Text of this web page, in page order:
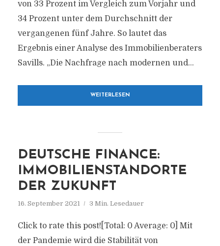
von 33 Prozent im Vergleich zum Vorjahr und
34 Prozent unter dem Durchschnitt der
vergangenen fünf Jahre. So lautet das
Ergebnis einer Analyse des Immobilienberaters
Savills. „Die Nachfrage nach modernen und...
WEITERLESEN
DEUTSCHE FINANCE:
IMMOBILIENSTANDORTE
DER ZUKUNFT
16. September 2021 3 Min. Lesedauer
Click to rate this post![Total: 0 Average: 0] Mit
der Pandemie wird die Stabilität von